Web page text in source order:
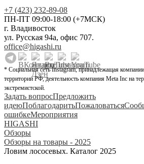
+7 (423) 232-89-08
ПН-ПТ 09:00-18:00 (+7МСК)
г. Владивосток
ул. Русская 94а, офис 707.
office@higashi.ru
* Социальная сеть Instagram, принадлежащая
территории РФ, деятельность компания Meta Inc на
экстремистской.
Задать вопросПредложить
идеюПоблагодаритьПожаловаться
ошибкеМероприятия
HIGASHI
Обзоры
Обзоры на товары - 2025
Ловим лососевых. Каталог 2025